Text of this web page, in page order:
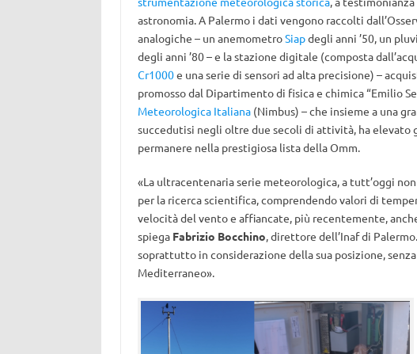
astronomia.A Palermo i dati vengono raccolti
analogiche – un anemometroSiapdegli anni ’50, un
degli anni ’80 – e la stazione digitale (composta
Cr1000e una serie di sensori ad alta precisione) –
promosso dal Dipartimento di fisica e chimica “Emilio
Meteorologica Italiana(Nimbus) – che insieme a una
succedutisi negli oltre due secoli di attività, ha
permanere nella prestigiosa lista della Omm.
«La ultracentenaria serie meteorologica, a tutt’oggi
per la ricerca scientifica, comprendendo valori di
velocità del vento e affiancate, più recentemente,
spiega Fabrizio Bocchino, direttore dell’Inaf di
soprattutto in considerazione della sua posizione,
Mediterraneo».